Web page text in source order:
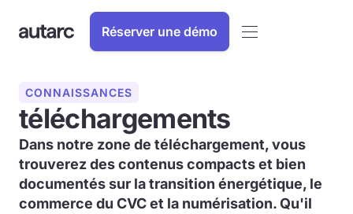
Réserver une démo
CONNAISSANCES
téléchargements
Dans notre zone de téléchargement, vous
trouverez des contenus compacts et bien
documentés sur la transition énergétique, le
commerce du CVC et la numérisation. Qu'il